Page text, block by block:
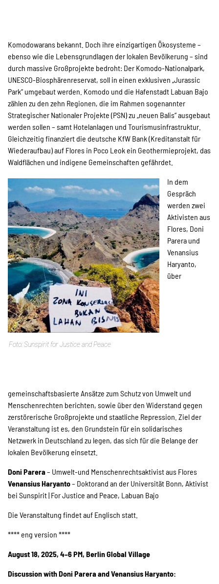
Transparenz
Kontakt
english
Indonesian
Suche
Komodowarans bekannt. Doch ihre einzigartigen Ökosysteme –
ebenso wie die Lebensgrundlagen der lokalen Bevölkerung – sind
durch massive Großprojekte bedroht: Der Komodo-Nationalpark,
UNESCO-Biosphärenreservat, soll in einen exklusiven „Jurassic
Park“ umgebaut werden. Komodo und die Hafenstadt Labuan Bajo
zählen zu den zehn Regionen, die im Rahmen sogenannter
Strategischer Nationaler Projekte (PSN) zu „neuen Balis“ ausgebaut
werden sollen – samt Hotelanlagen und Tourismusinfrastruktur.
Gleichzeitig finanziert die deutsche KfW Bank (Kreditanstalt für
Wiederaufbau) auf Flores in Poco Leok ein Geothermieprojekt, das
Waldflächen und indigene Gemeinschaften gefährdet.
Sunspirit for Justice and Peace
In dem
Gespräch
werden zwei
Aktivisten aus
Flores, Doni
Parera und
Venansius
Haryanto,
über
gemeinschaftsbasierte Ansätze zum Schutz von Umwelt und
Menschenrechten berichten, sowie über den Widerstand gegen
zerstörerische Großprojekte und staatliche Repression. Ziel der
Veranstaltung ist es, den Grundstein für ein solidarisches
Netzwerk in Deutschland zu legen, das sich für die Belange der
lokalen Bevölkerung einsetzt.
Doni Parera– Umwelt-und Menschenrechtsaktivist aus Flores
Venansius Haryanto– Doktorand an der Universität Bonn, Aktivist
bei Sunspirit | For Justice and Peace, Labuan Bajo
Die Veranstaltung findet auf Englisch statt.
**** eng version ****
August 18, 2025, 4–6 PM, Berlin Global Village
Discussion with Doni Parera and Venansius Haryanto: